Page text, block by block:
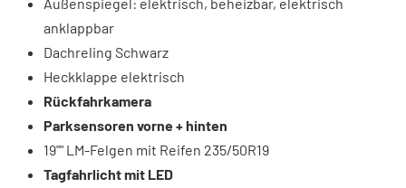
anklappbar
Dachreling Schwarz
Heckklappe elektrisch
Rückfahrkamera
Parksensoren vorne + hinten
19"" LM-Felgen mit Reifen 235/50R19
Tagfahrlicht mit LED